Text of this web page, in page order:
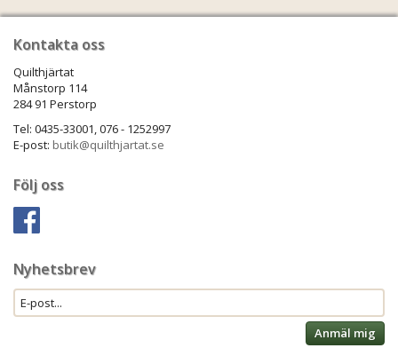
Kontakta oss
Quilthjärtat
Månstorp 114
284 91 Perstorp
Tel: 0435-33001, 076 - 1252997
E-post: butik@quilthjartat.se
Följ oss
Nyhetsbrev
Anmäl mig